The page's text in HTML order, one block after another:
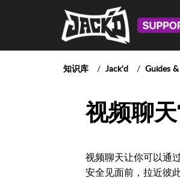
知识库 Jack'd Guides
视频聊
视频聊天让你可以通
安全见面前，拉近彼